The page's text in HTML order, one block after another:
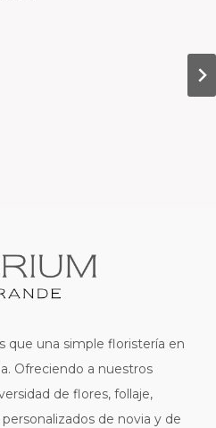
que una simple floristería en
Ofreciendo a nuestros
de flores, follaje,
de novia y de